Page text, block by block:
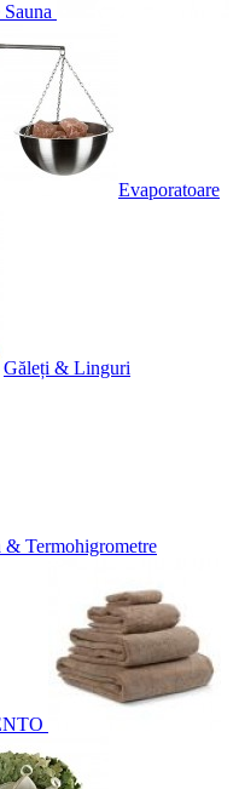
Evaporatoare
Găleți & Linguri
& Termohigrometre